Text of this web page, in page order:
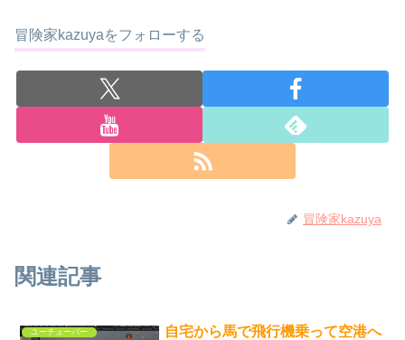
冒険家kazuyaをフォローする
冒険家kazuya
関連記事
ユーチューバー
自宅から馬で飛行機乗って空港へ